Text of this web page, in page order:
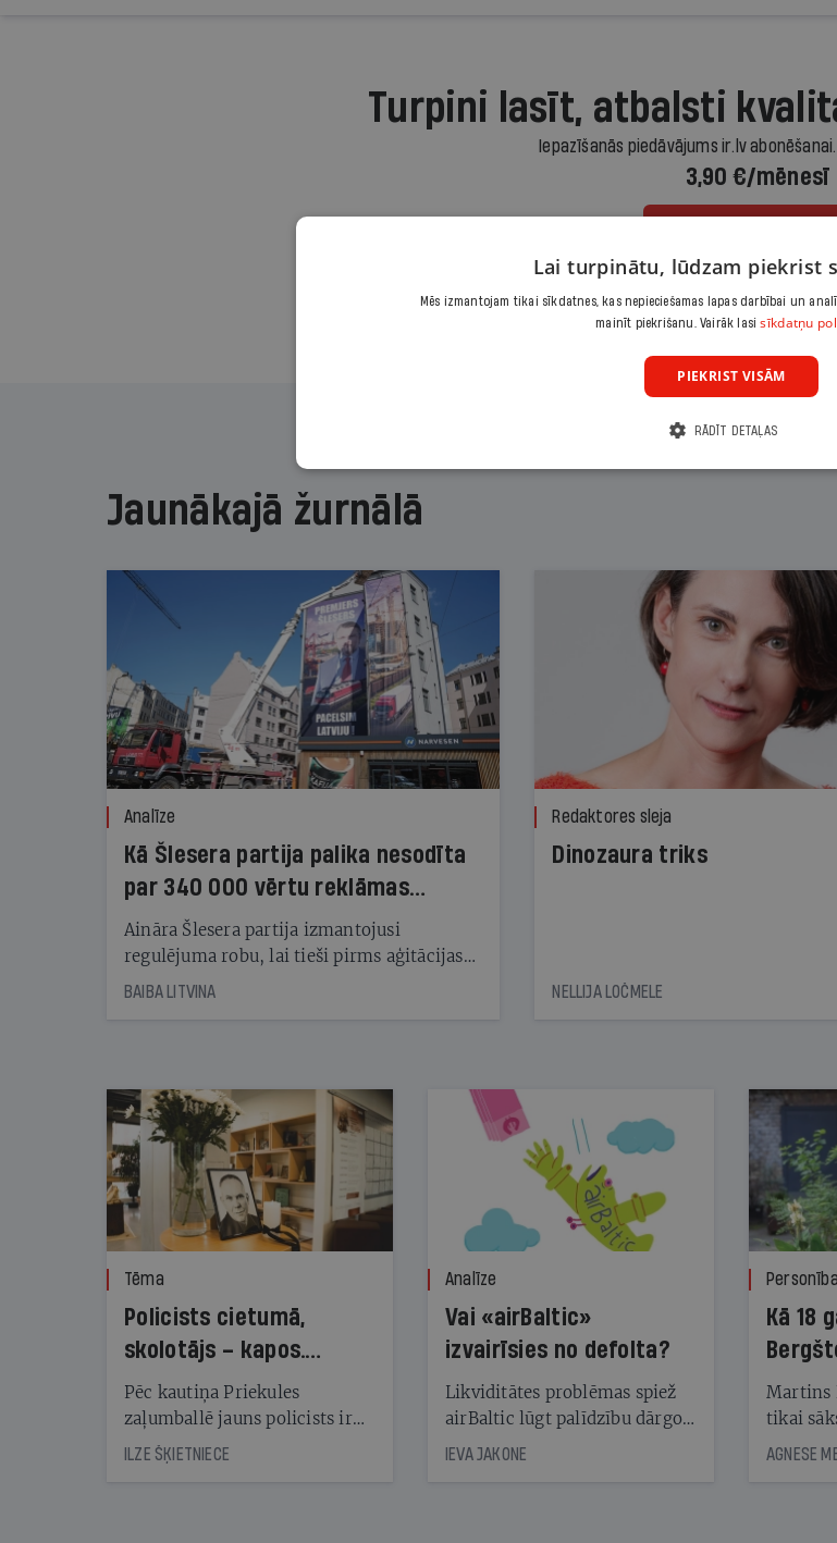
Turpini lasīt, atbalsti
Iepazīšanās piedāvājums ir.lv
3,90 €/mēnesī
Citas abonēšanas iespējas
Jaunākajā žurnālā
Analīze
Kā Šlesera partija palika nesodīta
par 340 000 vērtu reklāmas
kampaņu
Aināra Šlesera partija izmantojusi
regulējuma robu, lai tieši pirms aģitācijas
starta izreklamētos par summu, kas
BAIBA LITVINA
Redaktores sleja
Dinozaura triks
NELLIJA LOČMELE
Tēma
Policists cietumā,
skolotājs – kapos.
Reibuma cena Priekulē
Pēc kautiņa Priekules
zaļumballē jauns policists ir
nonācis cietumā, bet
cienījams pedagogs — kapos.
ILZE ŠĶIETNIECE
Analīze
Vai «airBaltic»
izvairīsies no defolta?
Likviditātes problēmas spiež
airBaltic lūgt palīdzību dārgo
obligāciju turētājiem, taču
IEVA JAKONE
Personība
Kā 18
laika
Martins
tikai
bet viņa
AGNESE
Lai turpinātu, lūdzam piekrist
Mēs izmantojam tikai sīkdatnes, kas nepieciešamas lapas darbībai un
mainīt piekrišanu. Vairāk lasisīkdatņu
PIEKRIST VISĀM
RĀDĪT DETAĻAS